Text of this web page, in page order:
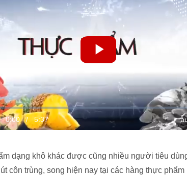
dạng khô khác được cũng nhiều người tiêu
côn trùng, song hiện nay tại các hàng thực